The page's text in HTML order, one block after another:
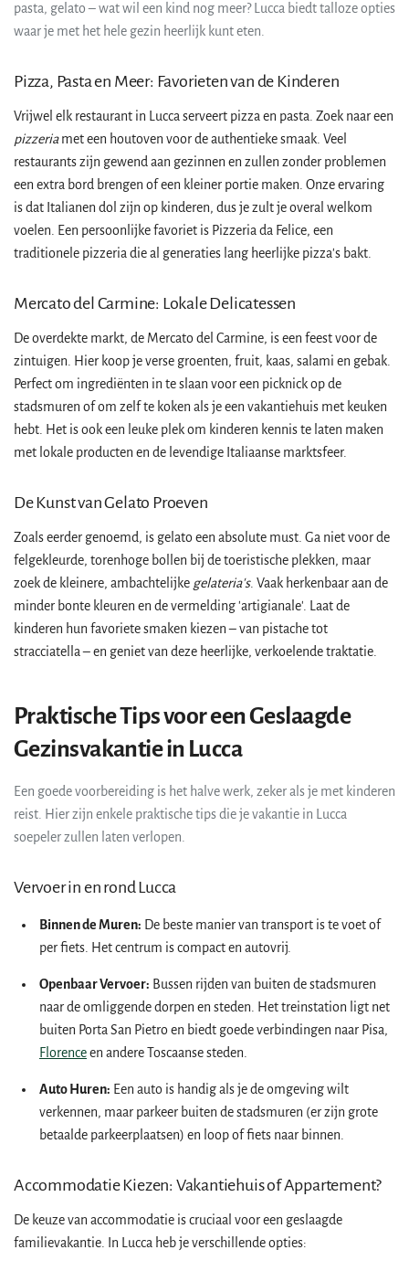
pasta, gelato – wat wil een kind nog meer? Lucca biedt talloze opties
waar je met het hele gezin heerlijk kunt eten.
Pizza, Pasta en Meer: Favorieten van de Kinderen
Vrijwel elk restaurant in Lucca serveert pizza en pasta. Zoek naar een
pizzeriamet een houtoven voor de authentieke smaak. Veel
restaurants zijn gewend aan gezinnen en zullen zonder problemen
een extra bord brengen of een kleiner portie maken. Onze ervaring
is dat Italianen dol zijn op kinderen, dus je zult je overal welkom
voelen. Een persoonlijke favoriet is Pizzeria da Felice, een
traditionele pizzeria die al generaties lang heerlijke pizza's bakt.
Mercato del Carmine: Lokale Delicatessen
De overdekte markt, de Mercato del Carmine, is een feest voor de
zintuigen. Hier koop je verse groenten, fruit, kaas, salami en gebak.
Perfect om ingrediënten in te slaan voor een picknick op de
stadsmuren of om zelf te koken als je een vakantiehuis met keuken
hebt. Het is ook een leuke plek om kinderen kennis te laten maken
met lokale producten en de levendige Italiaanse marktsfeer.
De Kunst van Gelato Proeven
Zoals eerder genoemd, is gelato een absolute must. Ga niet voor de
felgekleurde, torenhoge bollen bij de toeristische plekken, maar
zoek de kleinere, ambachtelijke gelateria's. Vaak herkenbaar aan de
minder bonte kleuren en de vermelding 'artigianale'. Laat de
kinderen hun favoriete smaken kiezen – van pistache tot
stracciatella – en geniet van deze heerlijke, verkoelende traktatie.
Praktische Tips voor een Geslaagde
Gezinsvakantie in Lucca
Een goede voorbereiding is het halve werk, zeker als je met kinderen
reist. Hier zijn enkele praktische tips die je vakantie in Lucca
soepeler zullen laten verlopen.
Vervoer in en rond Lucca
Binnen de Muren: De beste manier van transport is te voet of
per fiets. Het centrum is compact en autovrij.
Openbaar Vervoer: Bussen rijden van buiten de stadsmuren
naar de omliggende dorpen en steden. Het treinstation ligt net
buiten Porta San Pietro en biedt goede verbindingen naar Pisa,
Florenceen andere Toscaanse steden.
Auto Huren: Een auto is handig als je de omgeving wilt
verkennen, maar parkeer buiten de stadsmuren (er zijn grote
betaalde parkeerplaatsen) en loop of fiets naar binnen.
Accommodatie Kiezen: Vakantiehuis of Appartement?
De keuze van accommodatie is cruciaal voor een geslaagde
familievakantie. In Lucca heb je verschillende opties: